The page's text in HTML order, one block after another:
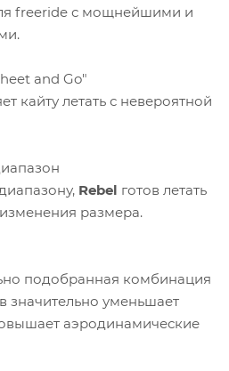
freeride с мощнейшими и
and Go"
кайту летать с невероятной
Rebel готов летать
размера.
подобранная комбинация
значительно уменьшает
аэродинамические